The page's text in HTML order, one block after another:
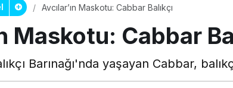
Avcılar’ın Maskotu: Cabbar Balıkçı
Maskotu: Cabbar
Barınağı'nda yaşayan Cabbar,